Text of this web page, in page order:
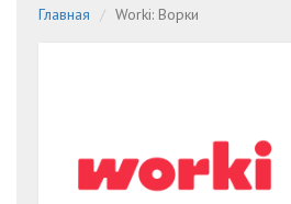
Главная Worki: Ворки